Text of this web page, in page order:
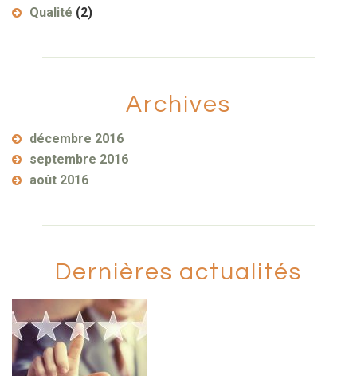
Qualité (2)
Archives
décembre 2016
septembre 2016
août 2016
Dernières actualités